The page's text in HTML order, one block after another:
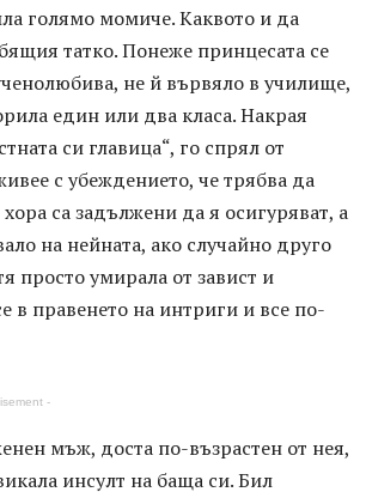
голямо момиче. Каквото и да
татко. Понеже принцесата се
не й вървяло в училище,
един или два класа. Накрая
си главица“, го спрял от
с убеждението, че трябва да
са задължени да я осигуряват, а
на нейната, ако случайно друго
просто умирала от завист и
в правенето на интриги и все по-
-
мъж, доста по-възрастен от нея,
инсулт на баща си. Бил